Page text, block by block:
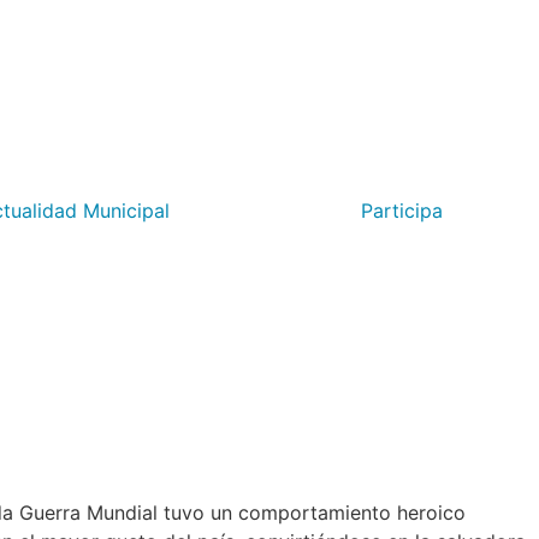
Municipal Participa
Guerra Mundial tuvo un comportamiento heroico